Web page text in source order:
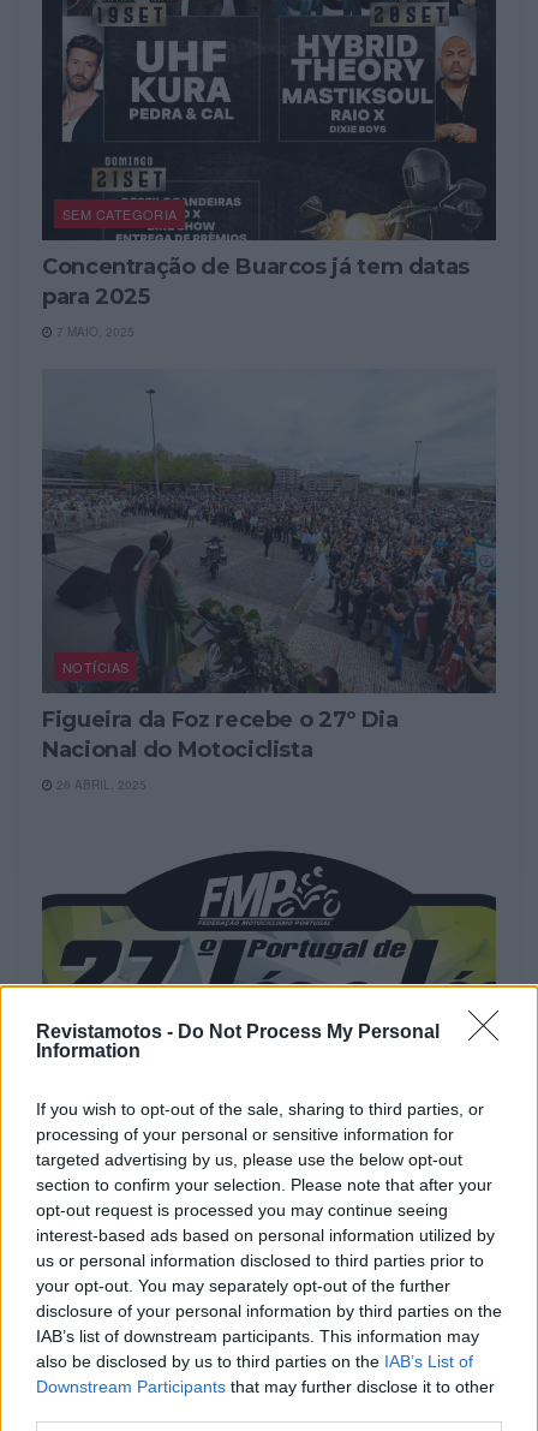
Revistamotos - Do Not Process My Personal
Information
If you wish to opt-out of the sale, sharing to third parties, or
processing of your personal or sensitive information for
targeted advertising by us, please use the below opt-out
section to confirm your selection. Please note that after your
opt-out request is processed you may continue seeing
interest-based ads based on personal information utilized by
us or personal information disclosed to third parties prior to
your opt-out. You may separately opt-out of the further
disclosure of your personal information by third parties on the
IAB’s list of downstream participants. This information may
also be disclosed by us to third parties on the IAB’s List of
Downstream Participants that may further disclose it to other
SEM CATEGORIA
Concentração de Buarcos já tem datas
para 2025
7 MAIO, 2025
NOTÍCIAS
Figueira da Foz recebe o 27º Dia
Nacional do Motociclista
26 ABRIL, 2025
MOTOTURISMO
Centenas de motociclistas vão estar
apresentação do 27.º Portugal de Lés-a-
Lés
13 MARÇO, 2025